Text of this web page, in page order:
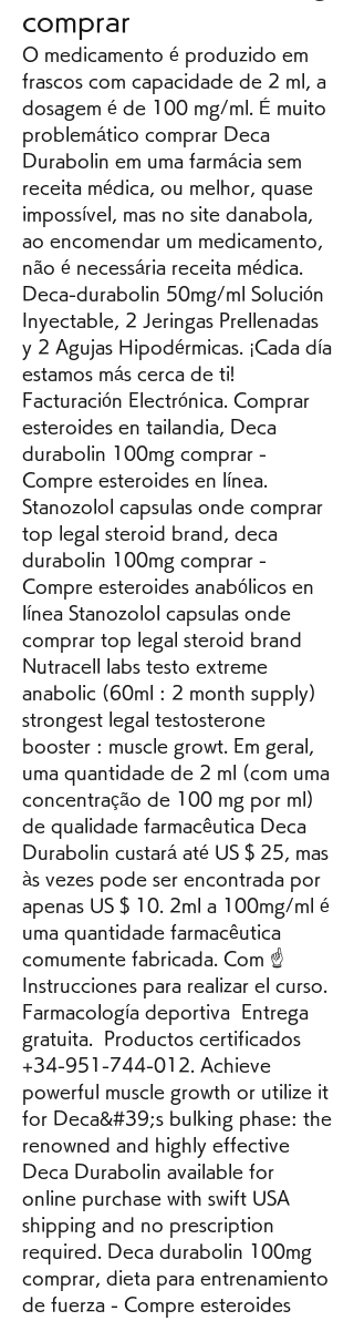
comprar
O medicamento é produzido em
frascos com capacidade de 2 ml, a
dosagem é de 100 mg/ml. É muito
problemático comprar Deca
Durabolin em uma farmácia sem
receita médica, ou melhor, quase
impossível, mas no site danabola,
ao encomendar um medicamento,
não é necessária receita médica.
Deca-durabolin 50mg/ml Solución
Inyectable, 2 Jeringas Prellenadas
y 2 Agujas Hipodérmicas. ¡Cada día
estamos más cerca de ti!
Facturación Electrónica. Comprar
esteroides en tailandia, Deca
durabolin 100mg comprar -
Compre esteroides en línea.
Stanozolol capsulas onde comprar
top legal steroid brand, deca
durabolin 100mg comprar -
Compre esteroides anabólicos en
línea Stanozolol capsulas onde
comprar top legal steroid brand
Nutracell labs testo extreme
anabolic (60ml : 2 month supply)
strongest legal testosterone
booster : muscle growt. Em geral,
uma quantidade de 2 ml (com uma
concentração de 100 mg por ml)
de qualidade farmacêutica Deca
Durabolin custará até US $ 25, mas
às vezes pode ser encontrada por
apenas US $ 10. 2ml a 100mg/ml é
uma quantidade farmacêutica
comumente fabricada. Com ☝
Instrucciones para realizar el curso.
Farmacología deportiva ️ Entrega
gratuita. ️ Productos certificados
+34-951-744-012. Achieve
powerful muscle growth or utilize it
for Deca&#39;s bulking phase: the
renowned and highly effective
Deca Durabolin available for
online purchase with swift USA
shipping and no prescription
required. Deca durabolin 100mg
comprar, dieta para entrenamiento
de fuerza - Compre esteroides